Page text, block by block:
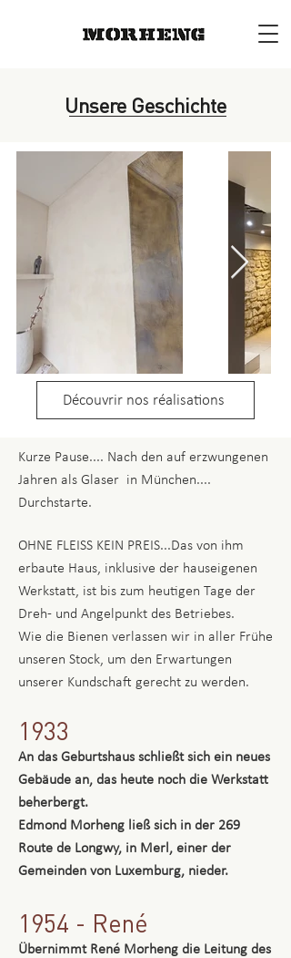
Unsere Geschichte
Découvrir nos réalisations
Kurze Pause.... Nach den auf erzwungenen
Jahren als Glaser in München....
Durchstarte.
OHNE FLEISS KEIN PREIS...Das von ihm
erbaute Haus, inklusive der hauseigenen
Werkstatt, ist bis zum heutigen Tage der
Dreh- und Angelpunkt des Betriebes.
Wie die Bienen verlassen wir in aller Frühe
unseren Stock, um den Erwartungen
unserer Kundschaft gerecht zu werden.
1933
An das Geburtshaus schließt sich ein neues
Gebäude an, das heute noch die Werkstatt
beherbergt.
Edmond Morheng ließ sich in der 269
Route de Longwy, in Merl, einer der
Gemeinden von Luxemburg, nieder.
1954 - René
Übernimmt René Morheng die Leitung des